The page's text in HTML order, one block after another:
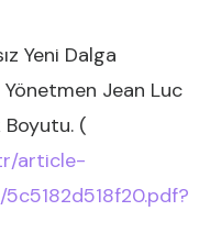
Yeni Dalga
Yönetmen Jean Luc
(
article-